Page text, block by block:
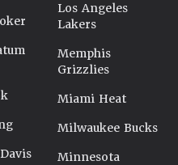
Los Angeles
Lakers
Memphis
Grizzlies
Miami Heat
Milwaukee Bucks
Minnesota